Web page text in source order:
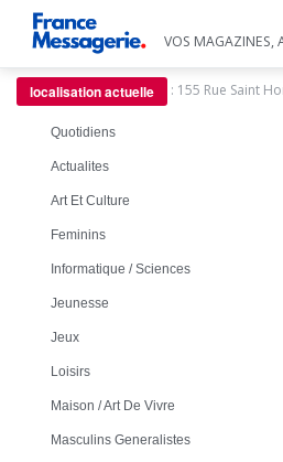
VOS MAGAZINES,
localisation actuelle : 155 Rue Saint
Quotidiens
Actualites
Art Et Culture
Feminins
Informatique / Sciences
Jeunesse
Jeux
Loisirs
Maison / Art De Vivre
Masculins Generalistes